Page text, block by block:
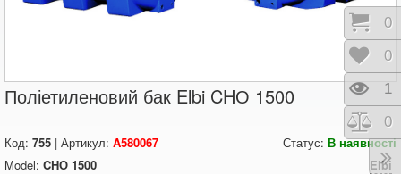
Поліетиленовий бак Elbi CHО 1500
Код: 755 | Артикул: A580067 Статус: В наявності
Model: CHО 1500 Elbi
0
0
1
0